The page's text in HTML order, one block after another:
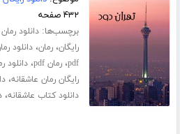
۴۳۲ صفحه
برچسب‌ها:دانلود
رایگان،رمان،دانلود
pdf،رمان pdf ،دانلود
رایگان رمان عاشقانه،
دانلود کتاب عاشقانه،